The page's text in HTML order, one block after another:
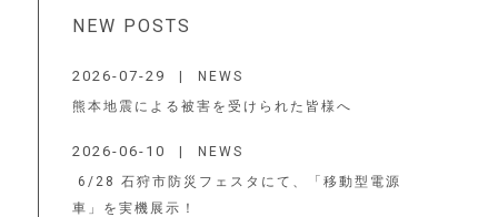
NEW POSTS
2026-07-29
NEWS
熊本地震による被害を受けられた皆様へ
2026-06-10
NEWS
6/28 石狩市防災フェスタにて、「移動型電源
車」を実機展示！